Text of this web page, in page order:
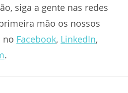
siga a gente nas redes
mão os nossos
no Facebook, LinkedIn,
.